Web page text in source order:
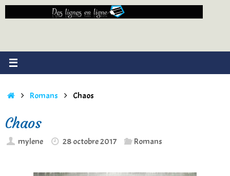
Passer
AccueilRomans Chaos
Chaos
mylene 28 octobre 2017 Romans